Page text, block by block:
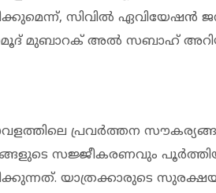
സിവില്‍ ഏവിയേഷന്‍
മുബാറക് അല്‍ സബാഹ്
പ്രവര്‍ത്തന
സജ്ജീകരണവും
യാത്രക്കാരുടെ